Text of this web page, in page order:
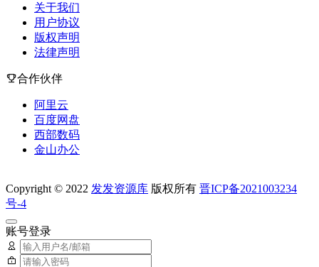
关于我们
用户协议
版权声明
法律声明
合作伙伴
阿里云
百度网盘
西部数码
金山办公
Copyright © 2022 发发资源库 版权所有 晋ICP备2021003234
号-4
账号登录